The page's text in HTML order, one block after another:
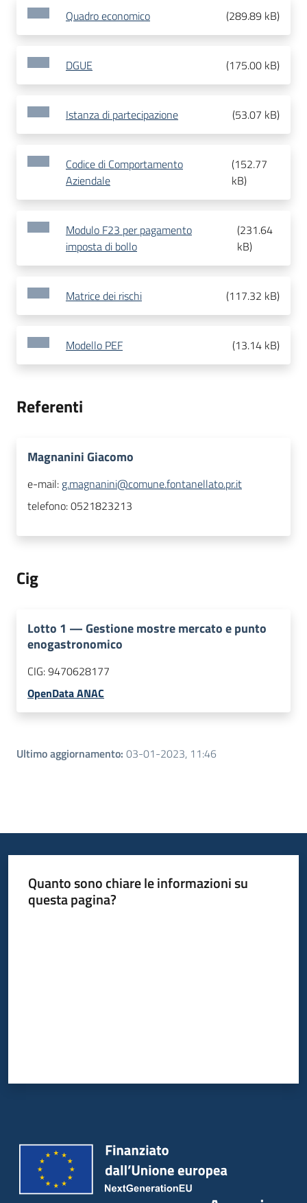
Quadro economico (289.89 kB)
DGUE (175.00 kB)
Istanza di partecipazione (53.07 kB)
Codice di Comportamento
Aziendale
(152.77
kB)
Modulo F23 per pagamento
imposta di bollo
(231.64
kB)
Matrice dei rischi (117.32 kB)
Modello PEF (13.14 kB)
Referenti
Magnanini Giacomo
e-mail: g.magnanini@comune.fontanellato.pr.it
telefono:0521823213
Cig
Lotto 1 —Gestione mostre mercato e punto
enogastronomico
CIG:9470628177
OpenData ANAC
Ultimo aggiornamento: 03-01-2023, 11:46
Quanto sono chiare le informazioni su
questa pagina?